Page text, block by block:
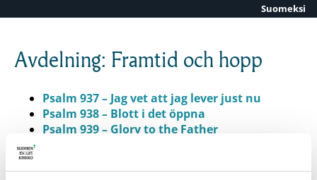
Suomeksi
Avdelning: Framtid och hopp
Psalm 937 – Jag vet att jag lever just nu
Psalm 938 – Blott i det öppna
Psalm 939 – Glory to the Father
Psalm 942 – När livet inte blir som vi har